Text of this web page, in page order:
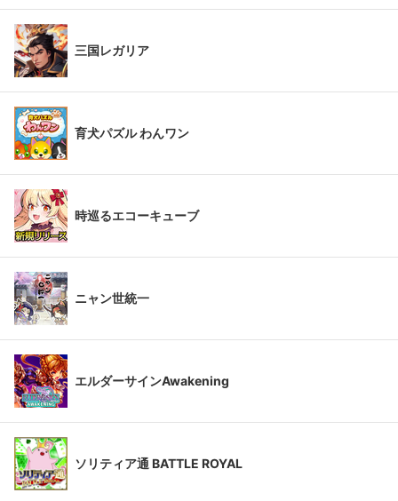
三国レガリア
育犬パズル わんワン
時巡るエコーキューブ
ニャン世統一
エルダーサインAwakening
ソリティア通 BATTLE ROYAL